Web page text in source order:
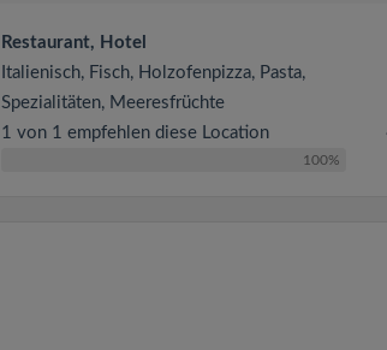
Restaurant, Hotel
Italienisch, Fisch, Holzofenpizza, Pasta,
Spezialitäten, Meeresfrüchte
1 von 1 empfehlen diese Location
100%